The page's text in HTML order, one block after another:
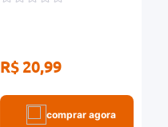
R$ 20,99
comprar agora